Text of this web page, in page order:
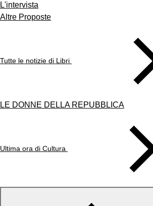
L'intervista
Altre Proposte
Tutte le notizie di Libri
LE DONNE DELLA REPUBBLICA
Ultima ora di Cultura